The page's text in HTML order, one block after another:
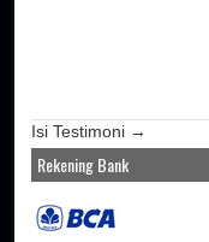
Isi Testimoni →
Rekening Bank